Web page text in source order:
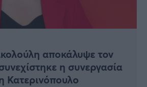
αποκάλυψε τον
η συνεργασία
Κατερινόπουλο